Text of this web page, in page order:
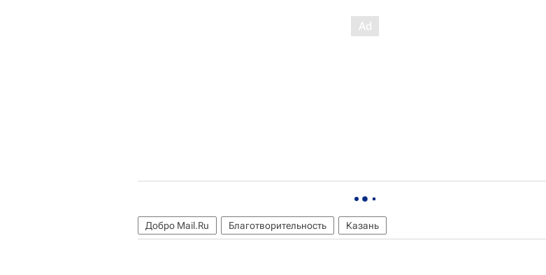
Добро Mail.Ru Благотворительность Казань